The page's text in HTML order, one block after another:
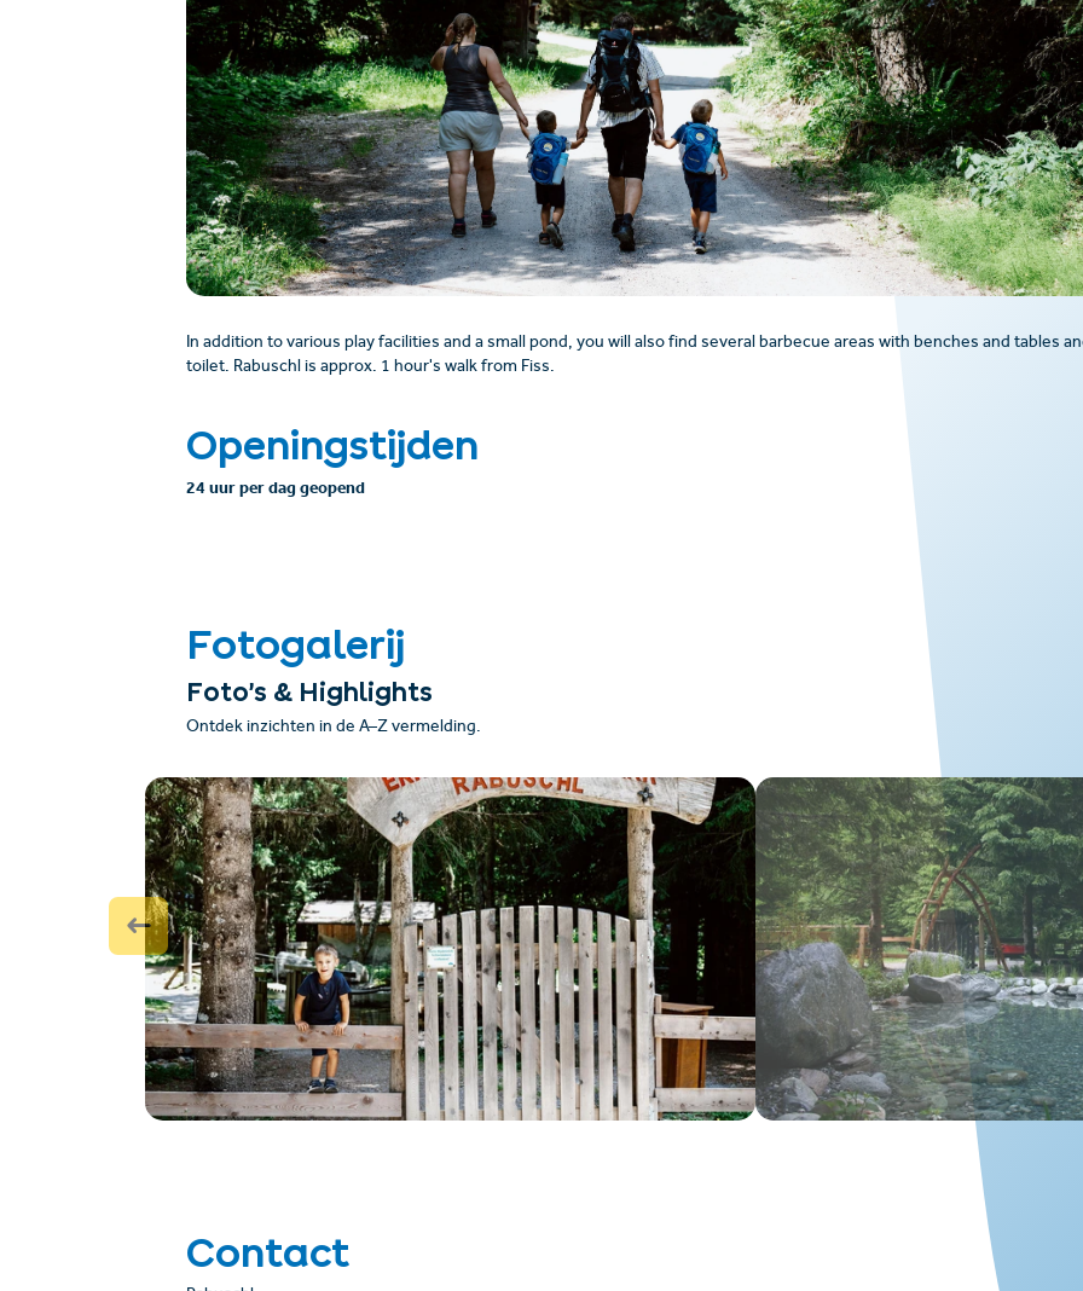
In addition to various play facilities and a small pond, you will also find several barbecue areas with benches and tables
toilet. Rabuschl is approx. 1 hour's walk from Fiss.
Openingstijden
24 uur per dag geopend
Fotogalerij
Foto’s & Highlights
Ontdek inzichten in de A–Z vermelding.
Contact